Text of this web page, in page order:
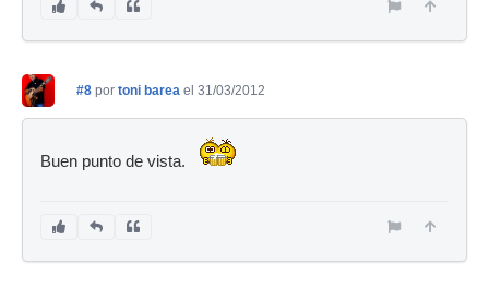
#8 por toni barea el 31/03/2012
Buen punto de vista.